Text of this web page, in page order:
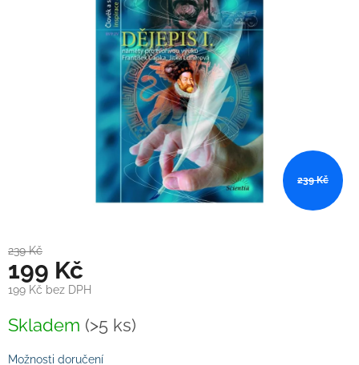
239 Kč
239 Kč
199 Kč
199 Kč bez DPH
cena:
Skladem (>5 ks)
Možnosti doručení